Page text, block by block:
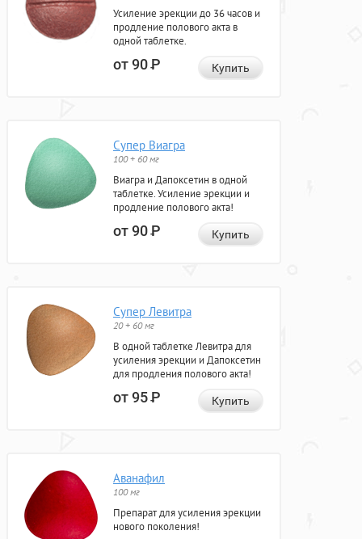
Усиление эрекции до 36 часов и
продление полового акта в
одной таблетке.
от 90Р Купить
Супер Виагра
100 + 60 мг
Виагра и Дапоксетин в одной
таблетке. Усиление эрекции и
продление полового акта!
от 90Р Купить
Супер Левитра
20 + 60 мг
В одной таблетке Левитра для
усиления эрекции и Дапоксетин
для продления полового акта!
от 95Р Купить
Аванафил
100 мг
Препарат для усиления эрекции
нового поколения!